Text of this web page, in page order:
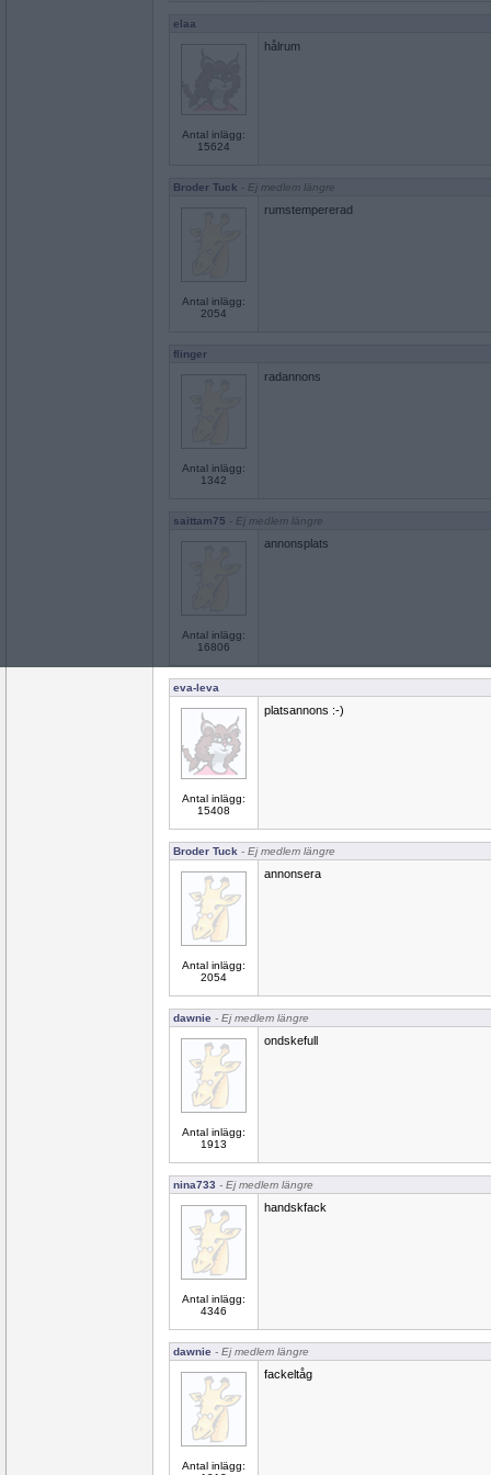
elaa
Antal inlägg:
15624
hålrum
Broder Tuck - Ej medlem längre
Antal inlägg:
2054
rumstempererad
flinger
Antal inlägg:
1342
radannons
saittam75 - Ej medlem längre
Antal inlägg:
16806
annonsplats
eva-leva
Antal inlägg:
15408
platsannons :-)
Broder Tuck - Ej medlem längre
Antal inlägg:
2054
annonsera
dawnie - Ej medlem längre
Antal inlägg:
1913
ondskefull
nina733 - Ej medlem längre
Antal inlägg:
4346
handskfack
dawnie - Ej medlem längre
Antal inlägg:
fackeltåg